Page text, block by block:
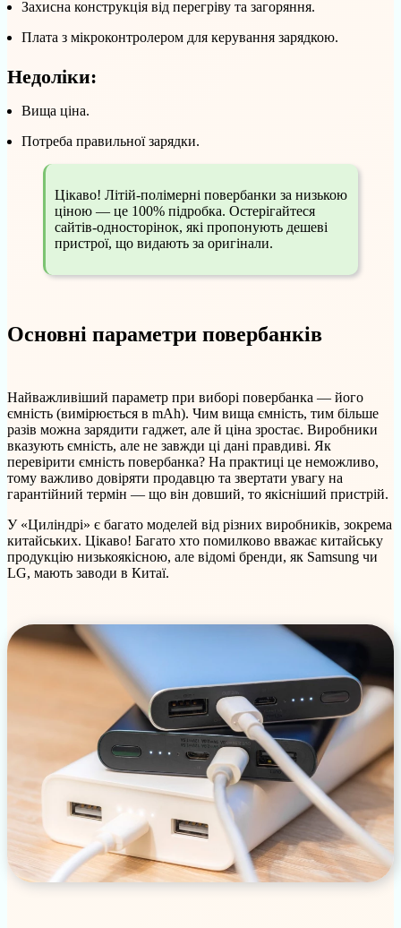
Захисна конструкція від перегріву та загоряння.
Плата з мікроконтролером для керування зарядкою.
Недоліки:
Вища ціна.
Потреба правильної зарядки.
Цікаво! Літій-полімерні повербанки за низькою
ціною — це 100% підробка. Остерігайтеся
сайтів-односторінок, які пропонують дешеві
пристрої, що видають за оригінали.
Основні параметри повербанків
Найважливіший параметр при виборі повербанка — його
ємність (вимірюється в mAh). Чим вища ємність, тим більше
разів можна зарядити гаджет, але й ціна зростає. Виробники
вказують ємність, але не завжди ці дані правдиві. Як
перевірити ємність повербанка? На практиці це неможливо,
тому важливо довіряти продавцю та звертати увагу на
гарантійний термін — що він довший, то якісніший пристрій.
У «Циліндрі» є багато моделей від різних виробників, зокрема
китайських. Цікаво! Багато хто помилково вважає китайську
продукцію низькоякісною, але відомі бренди, як Samsung чи
LG, мають заводи в Китаї.